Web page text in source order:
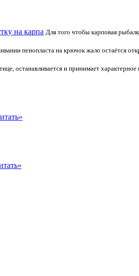
на карпа Для того чтобы карповая
пенопласта на крючок жало остаётся
останавливается и принимает